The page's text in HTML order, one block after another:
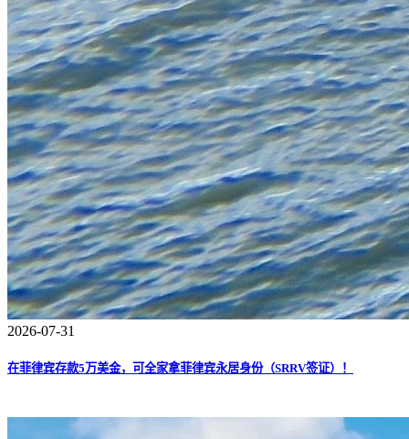
2026-07-31
在菲律宾存款5万美金，可全家拿菲律宾永居身份（SRRV签证）！